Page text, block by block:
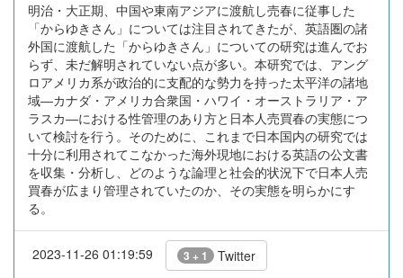
明治・大正期、中国や東南アジアに渡航し売春に従事した
「からゆきさん」については注目されてきたが、英語圏の諸
外国に渡航した「からゆきさん」についての研究は進んでお
らず、未だ解明されていない点が多い。本研究では、アング
ロアメリカ系が政治的に支配的な勢力を持った太平洋の諸地
域―カナダ・アメリカ合衆国・ハワイ・オーストラリア・ア
ラスカ―における性管理のあり方と日本人売買春の実態につ
いて検討を行う。そのために、これまで日本国内の研究では
十分に利用されてこなかった海外現地における英語の公文書
を収集・分析し、どのような論理と社会的状況下で日本人売
買春が広まり管理されていたのか、その実態を明らかにす
る。
2023-11-26 01:19:59 3 + 1 Twitter